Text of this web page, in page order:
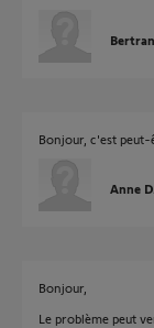
Bonjour, c'est
Anne D.
Bonjour,
Le problème peut